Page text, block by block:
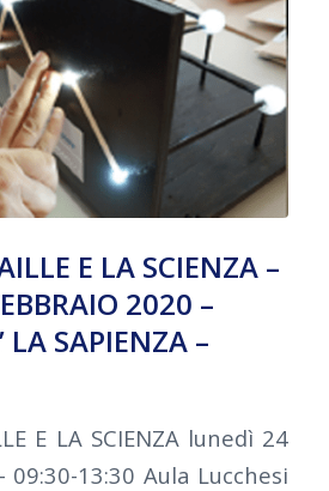
E LA SCIENZA –
2020 –
LA SAPIENZA –
E LA SCIENZA lunedì 24
13:30 Aula Lucchesi